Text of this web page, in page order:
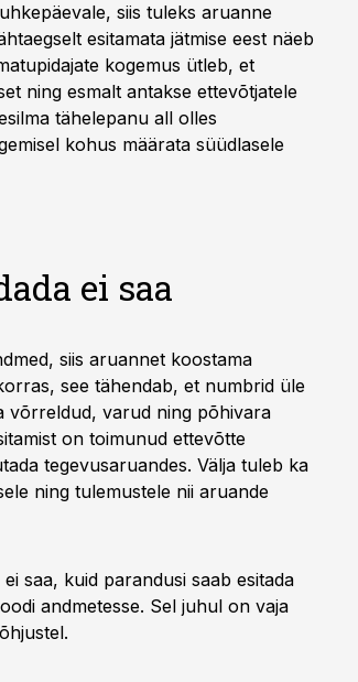
siis tuleks aruanne
esitamata jätmise eest näeb
kogemus ütleb, et
ning esmalt antakse ettevõtjatele
tähelepanu all olles
kohus määrata süüdlasele
ei saa
siis aruannet koostama
see tähendab, et numbrid üle
võrreldud, varud ning põhivara
on toimunud ettevõtte
tegevusaruandes. Välja tuleb ka
ning tulemustele nii aruande
saa, kuid parandusi saab esitada
andmetesse. Sel juhul on vaja